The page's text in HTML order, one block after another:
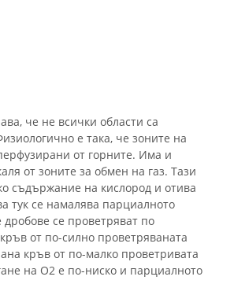
че не всички области са
е така, че зоните на
от горните. Има и
от зоните за обмен на газ. Тази
съдържание на кислород и отива
тук се намалява парциалното
дробове се проветряват по
от по-силно проветряваната
кръв от по-малко проветривата
на O2 е по-ниско и парциалното